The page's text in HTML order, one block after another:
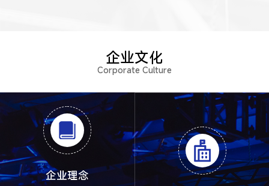
企业文化
Corporate Culture
企业理念